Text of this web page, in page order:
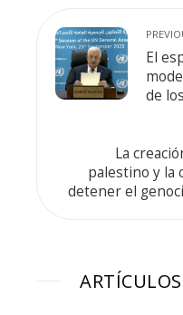
El
de
La
palestino y la
detener el